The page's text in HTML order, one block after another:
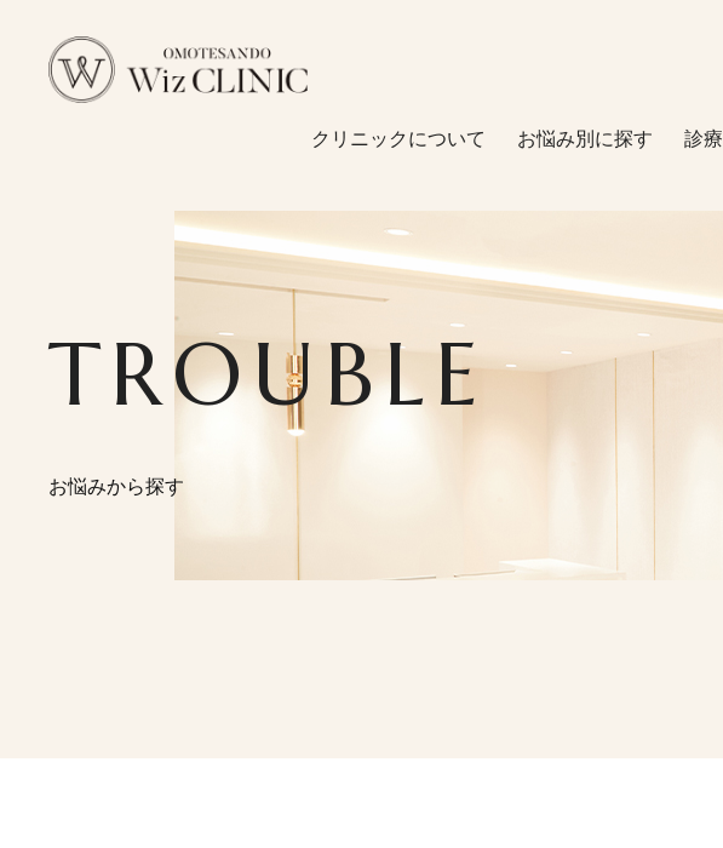
診
お悩み別に探す
クリニックについて
TROUBLE
お悩みから探す
クリニックについて
診療メニュー
施術メニュー
二重・目元
糸リフト
ヒアルロン酸注入
ピ